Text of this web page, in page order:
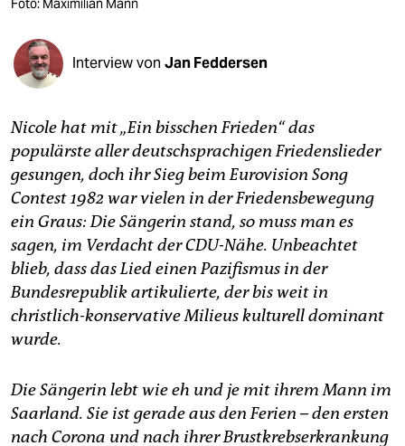
shop
fragen & hilfe
unterstützen
genossenschaft
epaper login
Foto: Maximilian Mann
Interview von Jan Feddersen
Nicole hat mit „Ein bisschen Frieden“ das
populärste aller deutschsprachigen Friedenslieder
gesungen, doch ihr Sieg beim Eurovision Song
Contest 1982 war vielen in der Friedensbewegung
ein Graus: Die Sängerin stand, so muss man es
sagen, im Verdacht der CDU-Nähe. Unbeachtet
blieb, dass das Lied einen Pazifismus in der
Bundesrepublik artikulierte, der bis weit in
christlich-konservative Milieus kulturell dominant
wurde.
Die Sängerin lebt wie eh und je mit ihrem Mann im
Saarland. Sie ist gerade aus den Ferien – den ersten
nach Corona und nach ihrer Brustkrebserkrankung